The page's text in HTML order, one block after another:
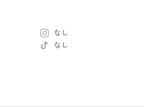
なし
なし